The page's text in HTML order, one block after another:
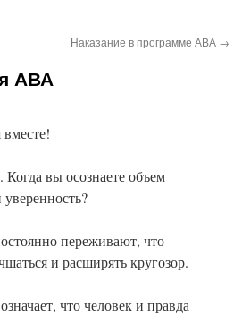
Наказание в программе АВА →
АВА
вы осознаете объем
переживают, что
и расширять кругозор.
что человек и правда